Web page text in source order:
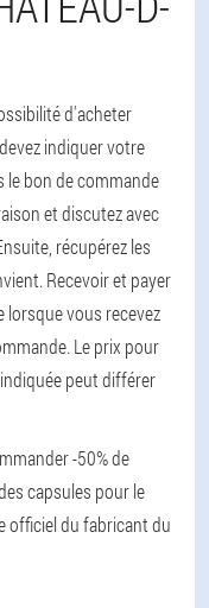
d'acheter
indiquer votre
le bon de commande
et discutez avec
récupérez les
Recevoir et payer
lorsque vous recevez
Le prix pour
peut différer
-50% de
capsules pour le
officiel du fabricant du